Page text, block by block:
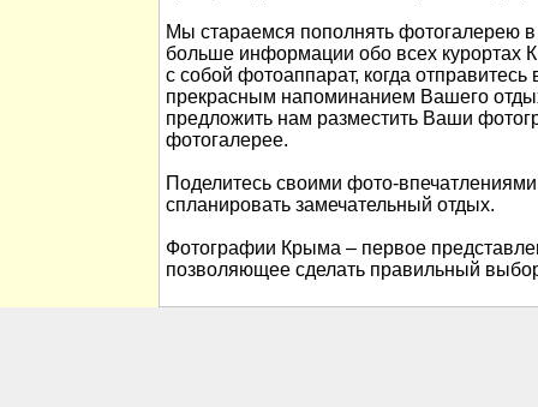
Мы стараемся пополнять фотогалерею
больше информации обо всех курортах
с собой фотоаппарат, когда
прекрасным напоминанием Вашего
предложить нам разместить Ваши
фотогалерее.
Поделитесь своими фото-
спланировать замечательный отдых.
Фотографии Крыма – первое
позволяющее сделать правильный